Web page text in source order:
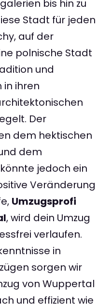
bis hin zu
Stadt für jeden
auf der
polnische Stadt
und
in ihren
Der
dem hektischen
dem
jedoch ein
Veränderung
Umzugsprofi
, wird dein Umzug
verlaufen.
in
sorgen wir
von Wuppertal
und effizient wie